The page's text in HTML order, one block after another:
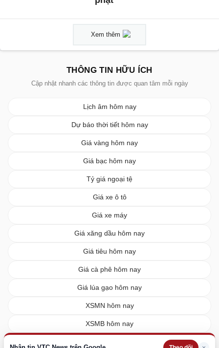
Xem thêm
THÔNG TIN HỮU ÍCH
Cập nhật nhanh các thông tin được quan tâm mỗi ngày
Lịch âm hôm nay
Dự báo thời tiết hôm nay
Giá vàng hôm nay
Giá bạc hôm nay
Tỷ giá ngoại tệ
Giá xe ô tô
Giá xe máy
Giá xăng dầu hôm nay
Giá tiêu hôm nay
Giá cà phê hôm nay
Giá lúa gạo hôm nay
XSMN hôm nay
XSMB hôm nay